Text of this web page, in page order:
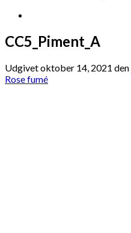
CC5_Piment_A
Udgivetoktober 14, 2021 den
Rose fumé